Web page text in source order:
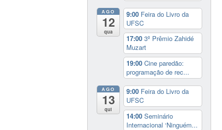
AGO
12
qua
9:00 Feira do Livro da
UFSC
17:003º Prêmio Zahidé
Muzart
19:00Cine paredão:
programação de rec...
AGO
13
qui
9:00 Feira do Livro da
UFSC
14:00Seminário
Internacional ‘Ninguém...